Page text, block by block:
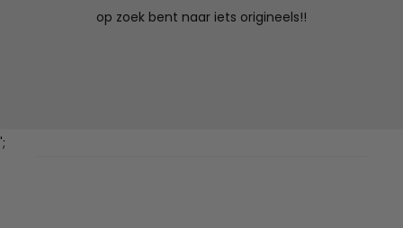
op zoek bent naar iets origineels!!
';